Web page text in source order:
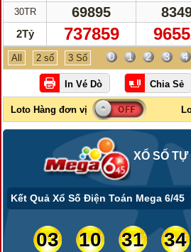
30TR
2Tỷ
69895
737859
All 2 số 3 Số 0 1 2 3 4
XỔ SỐ
Kết Quả Xổ Số Điện Toán Mega 6/45
03 10 31 34